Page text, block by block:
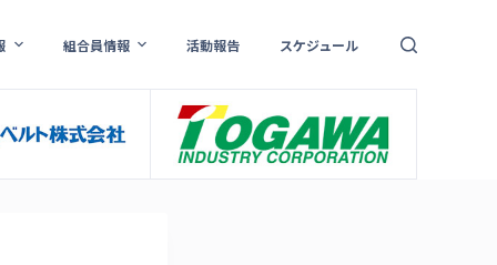
組合員情報 活動報告 スケジュール